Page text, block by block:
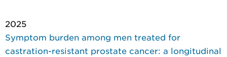
2025
Symptom burden among men treated for
castration-resistant prostate cancer: a longitudinal